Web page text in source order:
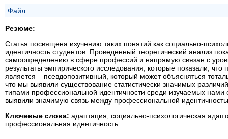
Файл
Резюме:
Статья посвящена изучению таких понятий как социально-
идентичность студентов. Проведенный теоретический анализ
самоопределению в сфере профессий и напрямую связан с
результаты эмпирического исследования, которые показали,
является – псевдопозитивный, который может объясняться
что мы выявили существование статистически значимых
типами профессиональной идентичности среди изучаемых
выявили значимую связь между профессиональной
Ключевые слова: адаптация, социально-психологическая
профессиональная идентичность